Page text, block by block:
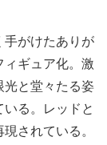
がけたありが
ィギュア化。激
光と堂々たる姿
る。レッドと
されている。